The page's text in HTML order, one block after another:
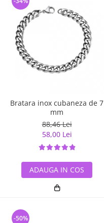
Bratara inox cubaneza de 7
mm
88,46 Lei
58,00 Lei
ADAUGA IN COS
-50%